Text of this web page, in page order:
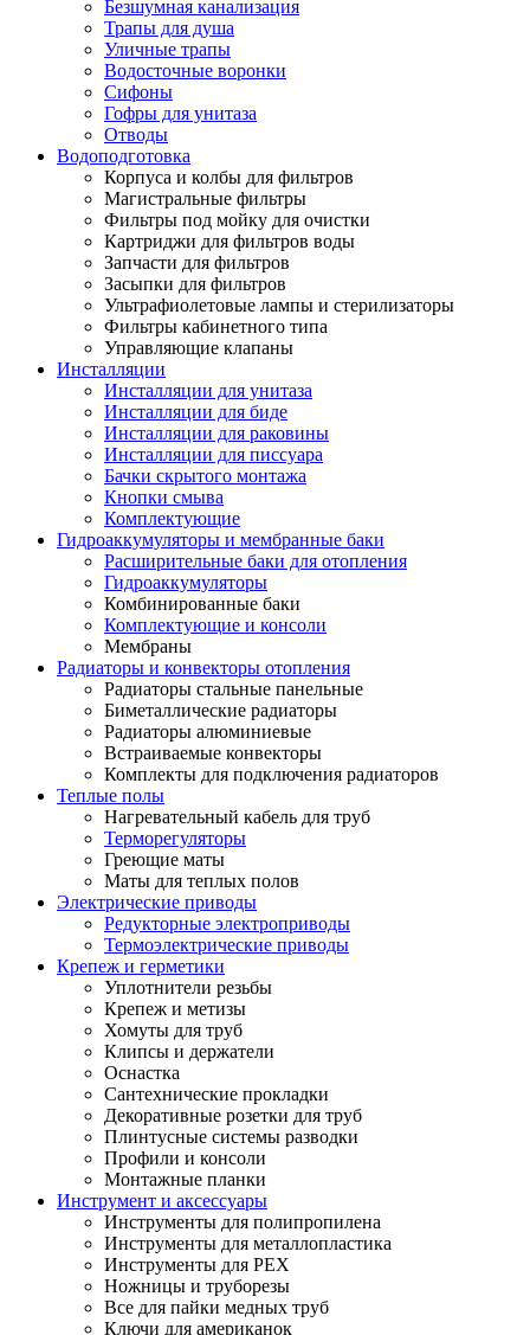
Безшумная канализация
Трапы для душа
Уличные трапы
Водосточные воронки
Сифоны
Гофры для унитаза
Отводы
Водоподготовка
Корпуса и колбы для фильтров
Магистральные фильтры
Фильтры под мойку для очистки
Картриджи для фильтров воды
Запчасти для фильтров
Засыпки для фильтров
Ультрафиолетовые лампы и стерилизаторы
Фильтры кабинетного типа
Управляющие клапаны
Инсталляции
Инсталляции для унитаза
Инсталляции для биде
Инсталляции для раковины
Инсталляции для писсуара
Бачки скрытого монтажа
Кнопки смыва
Комплектующие
Гидроаккумуляторы и мембранные баки
Расширительные баки для отопления
Гидроаккумуляторы
Комбинированные баки
Комплектующие и консоли
Мембраны
Радиаторы и конвекторы отопления
Радиаторы стальные панельные
Биметаллические радиаторы
Радиаторы алюминиевые
Встраиваемые конвекторы
Комплекты для подключения радиаторов
Теплые полы
Нагревательный кабель для труб
Терморегуляторы
Греющие маты
Маты для теплых полов
Электрические приводы
Редукторные электроприводы
Термоэлектрические приводы
Крепеж и герметики
Уплотнители резьбы
Крепеж и метизы
Хомуты для труб
Клипсы и держатели
Оснастка
Сантехнические прокладки
Декоративные розетки для труб
Плинтусные системы разводки
Профили и консоли
Монтажные планки
Инструмент и аксессуары
Инструменты для полипропилена
Инструменты для металлопластика
Инструменты для PEX
Ножницы и труборезы
Все для пайки медных труб
Ключи для американок